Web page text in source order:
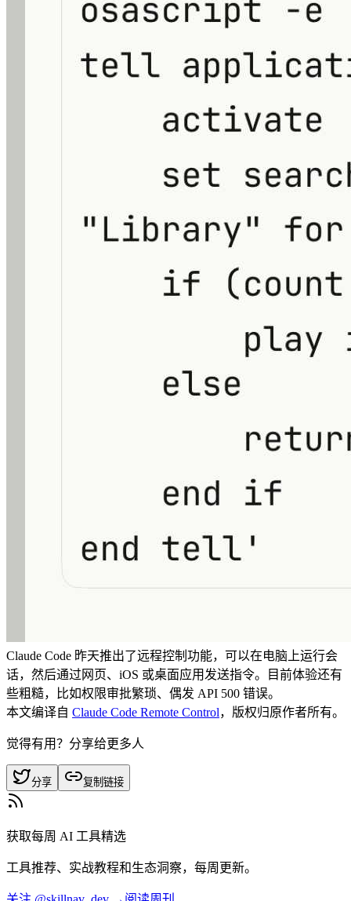
Claude Code 昨天推出了远程控制功能，可以在电脑上运行会
话，然后通过网页、iOS 或桌面应用发送指令。目前体验还有
些粗糙，比如权限审批繁琐、偶发 API 500 错误。
本文编译自 Claude Code Remote Control，版权归原作者所有。
觉得有用？分享给更多人
分享 复制链接
获取每周 AI 工具精选
工具推荐、实战教程和生态洞察，每周更新。